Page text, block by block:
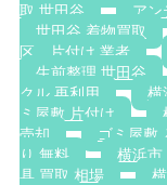
取 世田谷
アン
世田谷 着物買取
区 片付け 業者
生前整理 世田谷
クル 再利用
横
ミ屋敷 片付け
売却
ゴミ屋敷
り 無料
横浜市
具 買取 相場